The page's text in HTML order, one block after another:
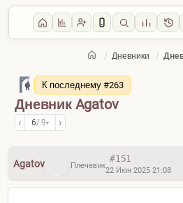
/ Дневники /
Главная / Дневники
Дневник Agatov
‹ 6/ 9▾ ›
К последнему #263
Agatov Плечевик
#151
22 Июн 2025 21:08